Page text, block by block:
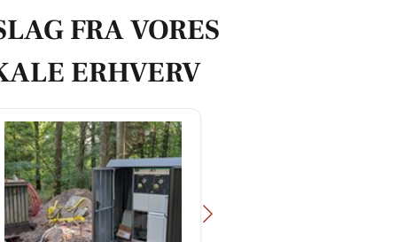
FRA VORES
ERHVERV